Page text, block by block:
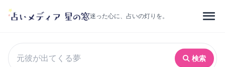
迷った心に、占いの灯りを。
検索